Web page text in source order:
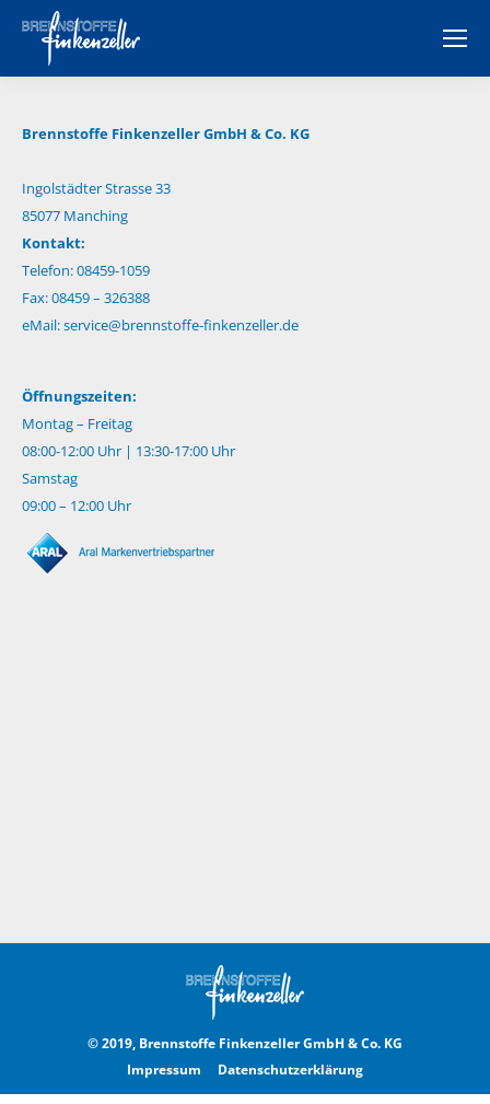
Brennstoffe Finkenzeller GmbH & Co. KG
Ingolstädter Strasse 33
85077 Manching
Kontakt:
Telefon: 08459-1059
Fax: 08459 – 326388
eMail:service@brennstoffe-finkenzeller.de
Öffnungszeiten:
Montag – Freitag
08:00-12:00 Uhr | 13:30-17:00 Uhr
Samstag
09:00 – 12:00 Uhr
© 2019, Brennstoffe Finkenzeller GmbH & Co. KG
Impressum
Datenschutzerklärung